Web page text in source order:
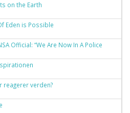
on the Earth
Eden is Possible
Official: “We Are Now In A Police
reagerer verden?